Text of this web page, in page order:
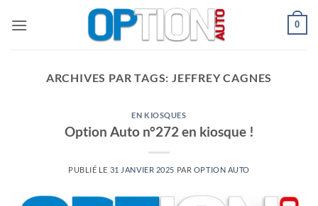
0
ARCHIVES PAR TAGS: JEFFREY CAGNES
EN KIOSQUES
Option Auto n°272 en kiosque !
PUBLIÉ LE 31 JANVIER 2025 PAR OPTION AUTO